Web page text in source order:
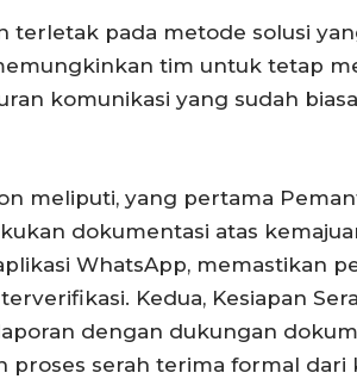
terletak pada metode solusi
tim untuk tetap
komunikasi yang sudah
meliputi, yang pertama
dokumentasi atas
WhatsApp, memastikan
Kedua, Kesiapan
dengan dukungan
proses serah terima formal